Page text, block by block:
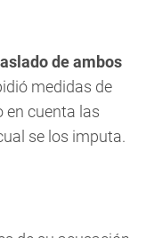
de ambos
medidas de
en cuenta las
se los imputa.